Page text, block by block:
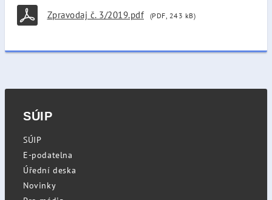
Zpravodaj č. 3/2019.pdf (PDF, 243 kB)
SÚIP
SÚIP
E-podatelna
Úřední deska
Novinky